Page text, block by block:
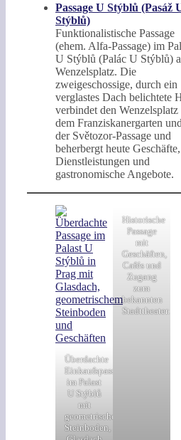
Passage U Stýblů (Pasáž
Stýblů)
Funktionalistische Passage
(ehem. Alfa-Passage) im
U Stýblů (Palác U Stýblů)
Wenzelsplatz. Die
zweigeschossige, durch ein
verglastes Dach belichtete
verbindet den
dem Franziskanergarten und
der Světozor-Passage und
beherbergt heute Geschäfte,
Dienstleistungen und
gastronomische Angebote.
Überdachte
Einkaufspassage
im Palast
U Stýblů
mit
geometrischem
Steinboden,
Historische
Passage
mit
Geschäften,
Cafés und
Zugang
zum
bekannten
Stadttheater.